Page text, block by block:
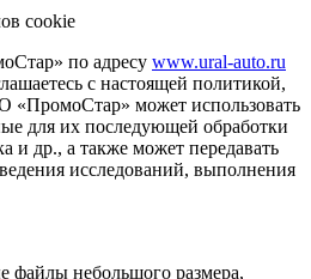
cookie
по адресу www.ural-auto.ru
с настоящей политикой,
«ПромоСтар» может использовать
для их последующей обработки
и др., а также может передавать
исследований, выполнения
небольшого размера,